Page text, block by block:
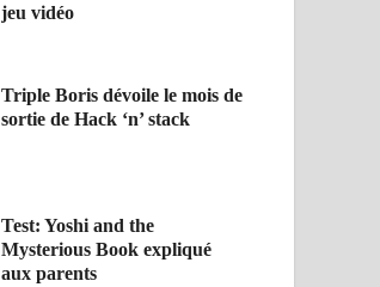
jeu vidéo
Triple Boris dévoile le mois de
sortie de Hack ‘n’ stack
Test: Yoshi and the
Mysterious Book expliqué
aux parents